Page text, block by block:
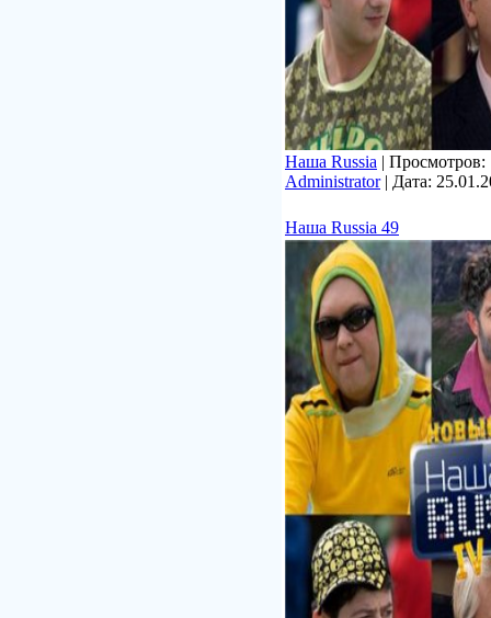
Наша Russia | Просмотров:
Administrator| Дата:
Наша Russia 49